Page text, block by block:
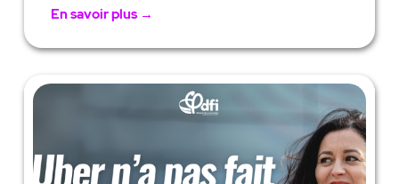
En savoir plus →